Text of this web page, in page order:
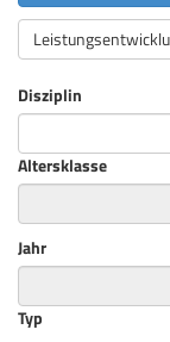
Disziplin
Altersklasse
Jahr
Typ